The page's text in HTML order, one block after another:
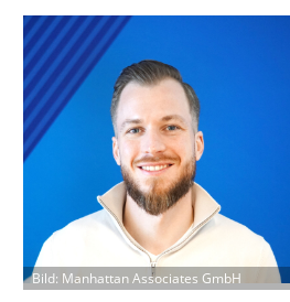
Bild: Manhattan Associates GmbH